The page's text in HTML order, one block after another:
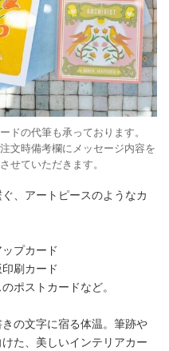
ドの代筆も承っております。
文時備考欄にメッセージ内容を
せていただきます。
、アートピースのようなカ
プカード
刷カード
ポストカードなど。
の文字に宿る体温。筆跡や
た、美しいインテリアカー